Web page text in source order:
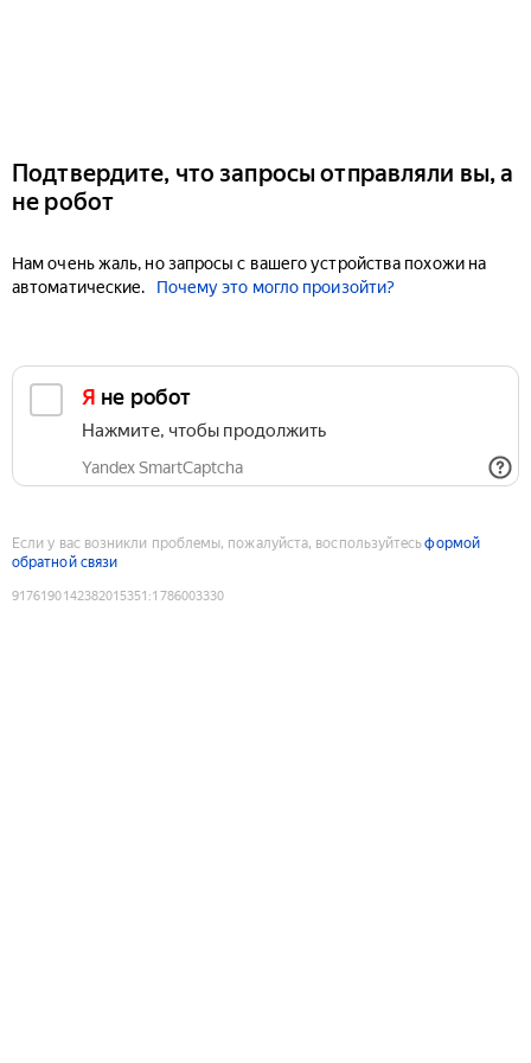
Подтвердите, что запросы отправляли вы, а
не робот
Нам очень жаль, но запросы с вашего устройства похожи на
автоматические.
Почему это могло произойти?
Я не робот
Нажмите, чтобы продолжить
Yandex SmartCaptcha
Если у вас возникли проблемы, пожалуйста, воспользуйтесьформой
обратной связи
9176190142382015351 :1786003330